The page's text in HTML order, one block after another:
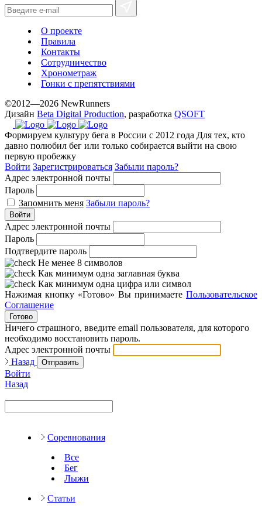
О проекте
Правила
Контакты
Сотрудничество
Хронометраж
Гонки с препятствиями
©2012—2026 NewRunners
Дизайн Beta Digital Production, разработка QSOFT
Формируем культуру бега в России с 2012 года Для тех, кто
давно полюбил бег или только собирается выйти на свою
первую пробежку
Войти Зарегистрироваться Забыли пароль?
Адрес электронной почты
Пароль
Запомнить меня Забыли пароль?
Войти
Адрес электронной почты
Пароль
Подтвердите пароль
Не менее 8 символов
Как минимум одна заглавная буква
Как минимум одна цифра или символ
Нажимая кнопку «Готово» Вы принимаете Пользовательское
Соглашение
Готово
Ничего страшного, введите email пользователя, для которого
необходимо восстановить пароль.
Адрес электронной почты
Назад
Отправить
Войти
Назад
Соревнования
Все
Бег
Лыжи
Статьи